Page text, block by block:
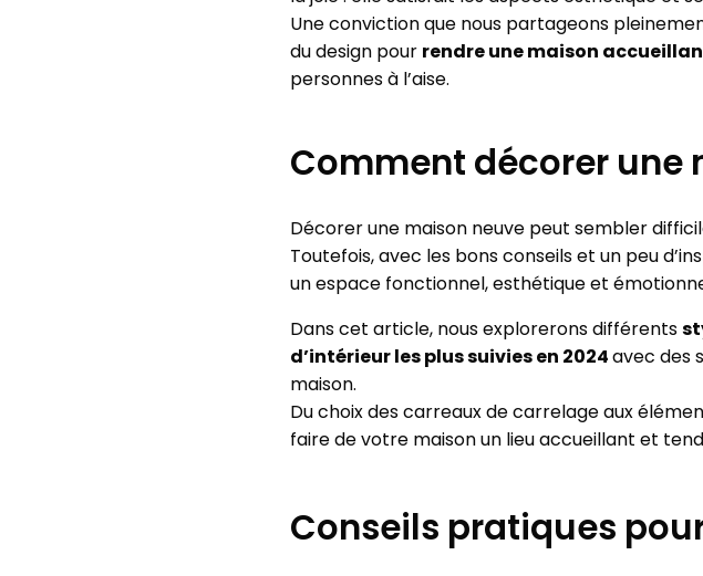
Une conviction que nous partageons
du design pour rendre une maison
personnes à l’aise.
Comment décorer une
Décorer une maison neuve peut sembler
Toutefois, avec les bons conseils et un peu
un espace fonctionnel, esthétique et
Dans cet article, nous explorerons différents
d’intérieur les plus suivies en 2024avec des
maison.
Du choix des carreaux de carrelage aux
faire de votre maison un lieu accueillant et
Conseils pratiques